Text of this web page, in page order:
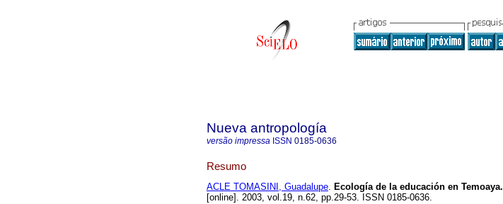
Nueva antropología
versão impressa ISSN 0185-0636
Resumo
ACLE TOMASINI, Guadalupe. Ecología de la educación en Temoaya.
[online]. 2003, vol.19, n.62, pp.29-53. ISSN 0185-0636.